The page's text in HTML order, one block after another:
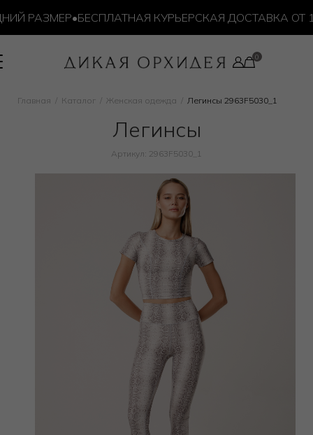
РАЗМЕР•БЕСПЛАТНАЯ КУРЬЕРСКАЯ ДОСТАВКА ОТ 10
Главная Каталог Женская одежда Легинсы 2963F5030_1
Легинсы
Артикул: 2963F5030_1